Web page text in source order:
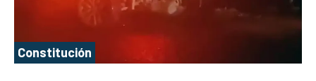
Constitución